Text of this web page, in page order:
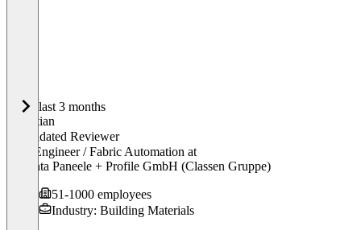
In the last 3 months
Sebastian
Validated Reviewer
Data Engineer / Fabric Automation at
Akzenta Paneele + Profile GmbH (Classen Gruppe)
51-1000 employees
Industry: Building Materials